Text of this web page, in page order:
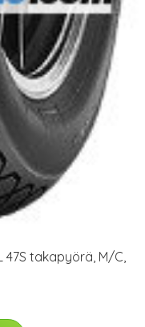
47S takapyörä, M/C,